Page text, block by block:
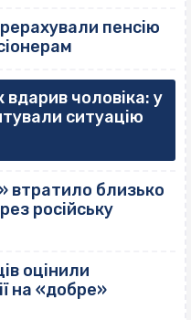
пенсію
вдарив чоловіка: у
ситуацію
втратило близько
російську
оцінили
на «добре»